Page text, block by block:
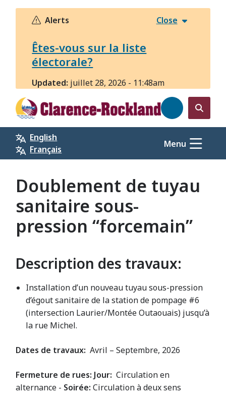
Aller
principal
Alerts Close
Êtes-vous sur la liste
électorale?
Updated: juillet 28, 2026 - 11:48am
Open
the
search
form
English
Français
Menu
Doublement de tuyau
sanitaire sous-
pression “forcemain”
Description des travaux:
Installation d’un nouveau tuyau sous-pression
d’égout sanitaire de la station de pompage #6
(intersection Laurier/Montée Outaouais) jusqu’à
la rue Michel.
Dates de travaux:Avril – Septembre, 2026
Fermeture de rues: Jour:Circulation en
alternance - Soirée: Circulation à deux sens